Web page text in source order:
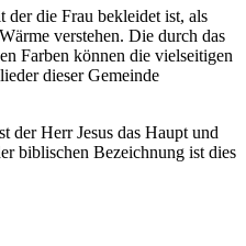
der die Frau bekleidet ist, als
verstehen. Die durch das
Farben können die vielseitigen
dieser Gemeinde
der Herr Jesus das Haupt und
biblischen Bezeichnung ist dies